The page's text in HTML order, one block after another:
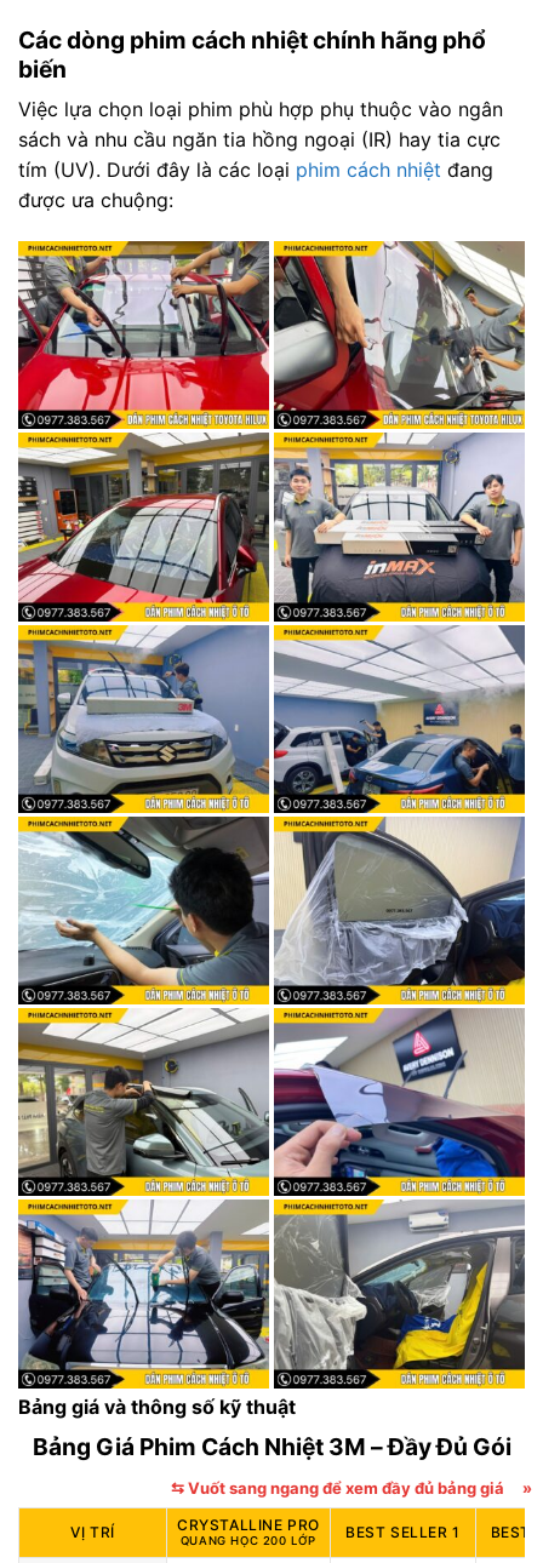
Các dòng phim cách nhiệt chính hãng phổ
biến
Việc lựa chọn loại phim phù hợp phụ thuộc vào ngân
sách và nhu cầu ngăn tia hồng ngoại (IR) hay tia cực
tím (UV). Dưới đây là các loại phim cách nhiệt đang
được ưa chuộng:
Bảng giá và thông số kỹ thuật
Bảng Giá Phim Cách Nhiệt 3M – Đầy Đủ Gói
⇆ Vuốt sang ngang để xem đầy đủ bảng giá »
VỊ TRÍ CRYSTALLINE PRO
QUANG HỌC 200 LỚP BEST SELLER 1 BEST